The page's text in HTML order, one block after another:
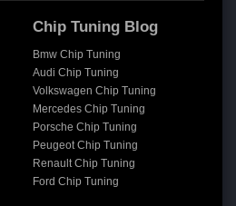
Chip Tuning Blog
Bmw Chip Tuning
Audi Chip Tuning
Volkswagen Chip Tuning
Mercedes Chip Tuning
Porsche Chip Tuning
Peugeot Chip Tuning
Renault Chip Tuning
Ford Chip Tuning